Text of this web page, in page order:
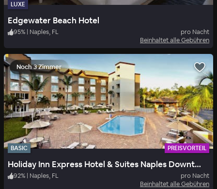
LUXE
Edgewater Beach Hotel
95% | Naples, FL
pro Nacht
Beinhaltet alle Gebühren
Noch 3 Zimmer
BASIC PREISVORTEIL
Holiday Inn Express Hotel & Suites Naples Downtown
92% | Naples, FL
pro Nacht
Beinhaltet alle Gebühren